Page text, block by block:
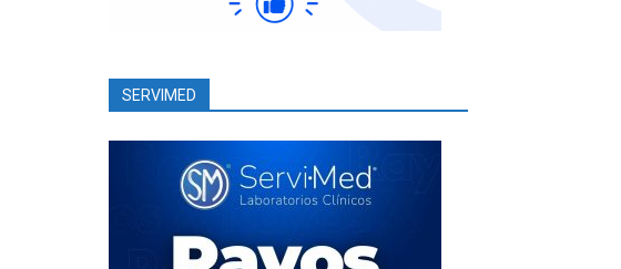
SERVIMED